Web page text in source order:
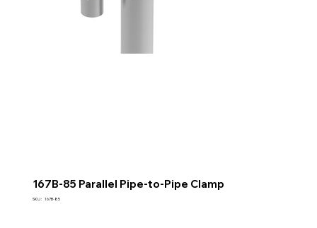
167B-85 Parallel Pipe-to-Pipe Clamp
SKU : SKU
167B-85